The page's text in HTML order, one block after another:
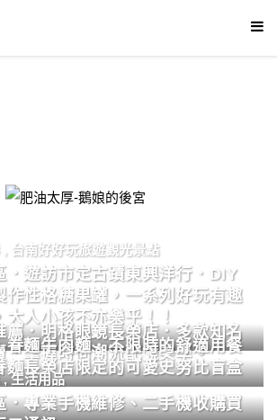
肥油太厚-鵝娘的後宮
台南好好玩旅遊觀光景點
．遊訪市定古蹟東興洋行．DIY
作性格糖果罐，一系列好玩有趣
大人小孩不亦樂乎！！
薦．明格眼鏡長榮店．多款知名
．掌握時尚潮流配鏡美學。
眷麵牛肉麵．不限時的舒適用餐
麵長榮店限定的可愛史努比盲盒
,生活用品
．專業手機維修、二手機收購買